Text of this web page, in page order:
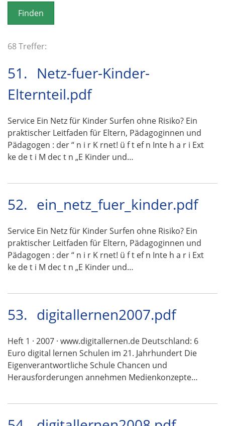
o
n
68 Treffer:
51. Netz-fuer-Kinder-
Elternteil.pdf
Service Ein Netz für Kinder Surfen ohne Risiko? Ein
praktischer Leitfaden für Eltern, Pädagoginnen und
Pädagogen : der “ n i r K rnet! ü f t ef n Inte h a r i Ext
ke de t i M dec t n „E Kinder und…
52. ein_netz_fuer_kinder.pdf
Service Ein Netz für Kinder Surfen ohne Risiko? Ein
praktischer Leitfaden für Eltern, Pädagoginnen und
Pädagogen : der “ n i r K rnet! ü f t ef n Inte h a r i Ext
ke de t i M dec t n „E Kinder und…
53. digitallernen2007.pdf
Heft 1 · 2007 · www.digitallernen.de Deutschland: 6
Euro digital lernen Schulen im 21. Jahrhundert Die
Eigenverantwortliche Schule Chancen und
Herausforderungen annehmen Medienkonzepte…